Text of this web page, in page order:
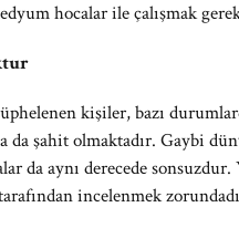
hocalar ile çalışmak
kişiler, bazı
da şahit olmaktadır. Gaybi
da aynı derecede
incelenmek